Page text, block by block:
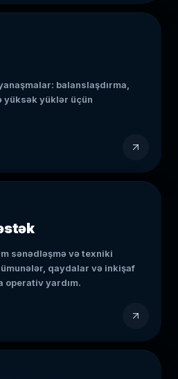
balanslaşdırma,
yüksək yüklər üçün
sənədləşmə və texniki
qaydalar və inkişaf
yardım.